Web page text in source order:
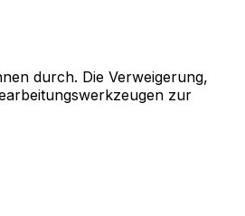
durch. Die Verweigerung,
zur